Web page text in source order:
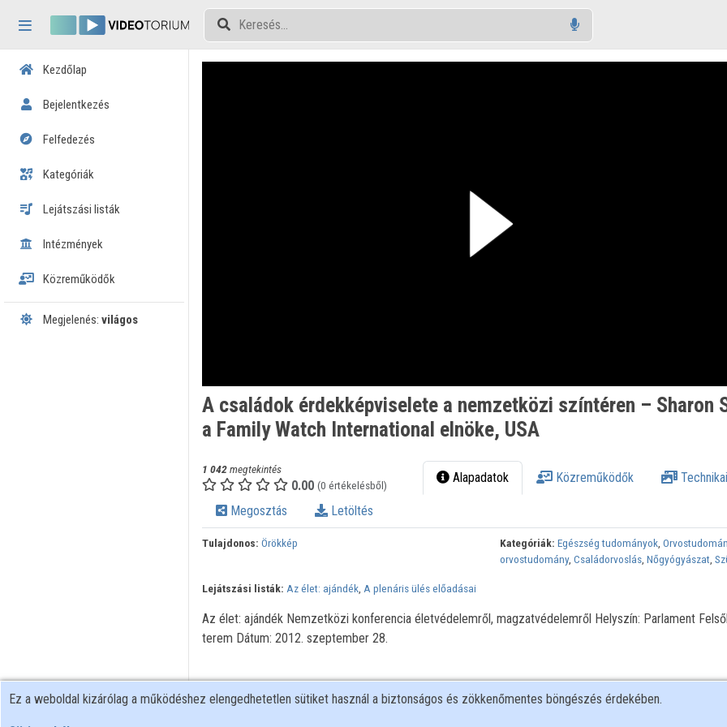
Tartalom kihagyása
Kezdőlap
Bejelentkezés
Felfedezés
Kategóriák
Lejátszási listák
Intézmények
Közreműködők
Megjelenés: világos
A családok érdekképviselete a nemzetközi színtéren – Sharon
a Family Watch International elnöke, USA
1 042megtekintés
0.00 (0 értékelésből) Alapadatok Közreműködők
Megosztás Letöltés
Tulajdonos: Örökkép Kategóriák: Egészség tudományok,
orvostudomány,Családorvoslás,Nőgyógyászat,
Lejátszási listák: Az élet: ajándék, A plenáris ülés előadásai
Az élet: ajándék Nemzetközi konferencia életvédelemről, magzatvédelemről Helyszín: Parlament
terem Dátum: 2012. szeptember 28.
Ez a weboldal kizárólag a működéshez elengedhetetlen sütiket használ a biztonságos és zökkenőmentes böngészés érdekében.